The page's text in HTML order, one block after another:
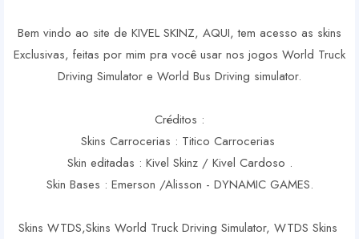
Bem vindo ao site de KIVEL SKINZ, AQUI, tem acesso as skins
Exclusivas, feitas por mim pra você usar nos jogos World Truck
Driving Simulator e World Bus Driving simulator.
Créditos :
Skins Carrocerias : Titico Carrocerias
Skin editadas : Kivel Skinz / Kivel Cardoso .
Skin Bases : Emerson /Alisson - DYNAMIC GAMES.
Skins WTDS,Skins World Truck Driving Simulator, WTDS Skins